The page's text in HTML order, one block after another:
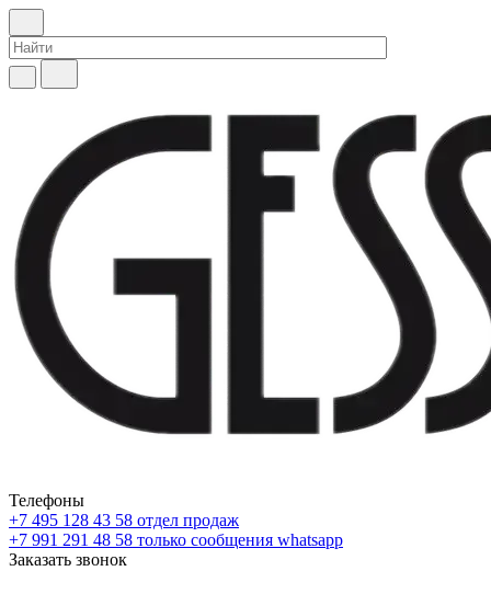
Телефоны
+7 495 128 43 58 отдел продаж
+7 991 291 48 58 только сообщения whatsapp
Заказать звонок